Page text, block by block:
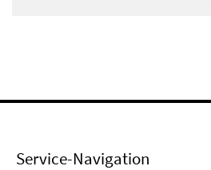
Service-Navigation